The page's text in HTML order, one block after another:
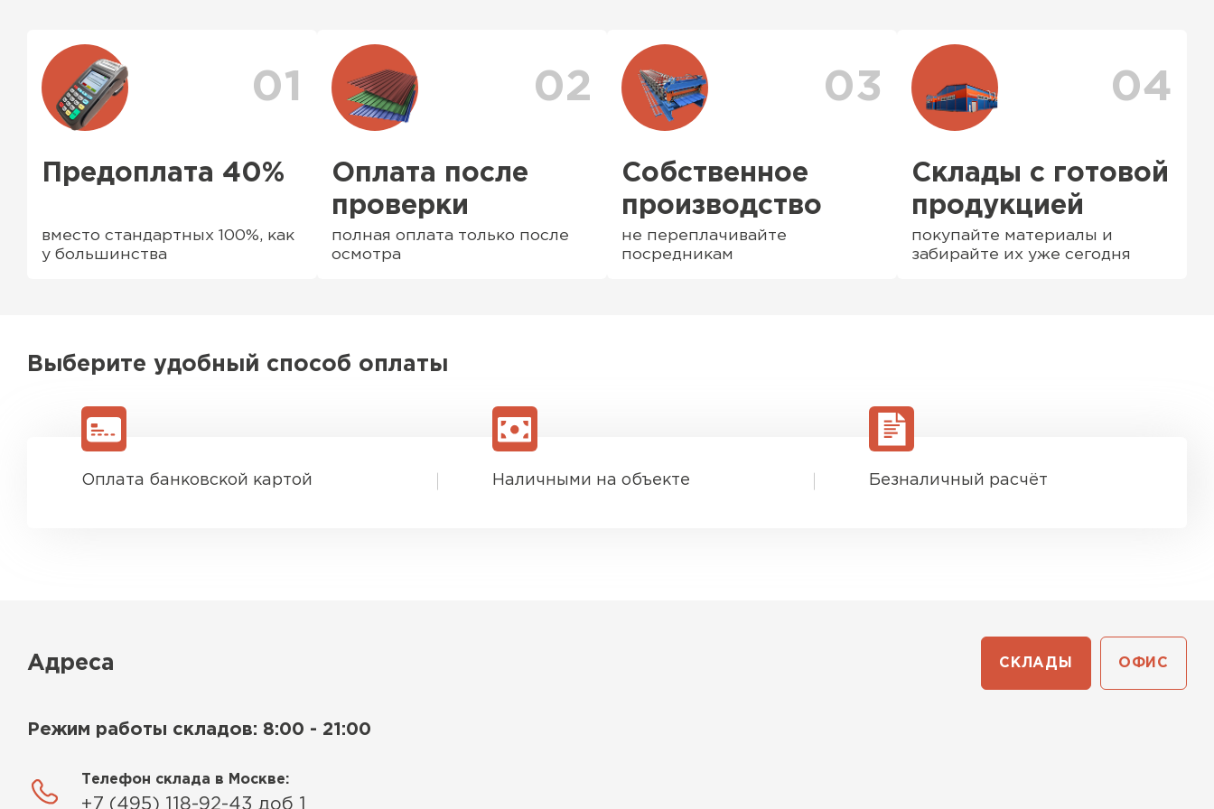
доставки
. Возможны персональные скидки.
01
Предоплата 40%
вместо стандартных 100%, как
у большинства
02
Оплата после
проверки
полная оплата только после
осмотра
03
Собственное
производство
не переплачивайте
посредникам
04
Склады с готовой
продукцией
покупайте материалы и
забирайте их уже сегодня
Выберите удобный способ оплаты
Оплата банковской картой Наличными на объекте Безналичный расчёт
Адреса СКЛАДЫ ОФИС
Режим работы складов: 8:00 - 21:00
Телефон склада в Москве:
+7 (495) 118-92-43 доб 1
ПЕРЕЙТИ